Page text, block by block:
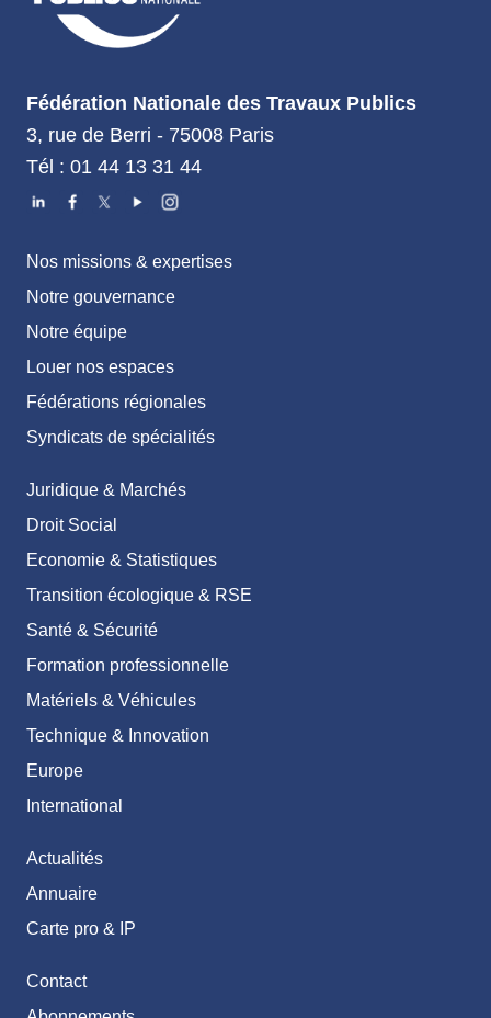
Fédération Nationale des Travaux Publics
3, rue de Berri - 75008 Paris
Tél : 01 44 13 31 44
Nos missions & expertises
Notre gouvernance
Notre équipe
Louer nos espaces
Fédérations régionales
Syndicats de spécialités
Juridique & Marchés
Droit Social
Economie & Statistiques
Transition écologique & RSE
Santé & Sécurité
Formation professionnelle
Matériels & Véhicules
Technique & Innovation
Europe
International
Actualités
Annuaire
Carte pro & IP
Contact